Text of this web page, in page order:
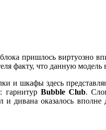
пришлось виртуозно
факту, что данную
и шкафы здесь
гарнитур Bubble Club.
и дивана оказалось